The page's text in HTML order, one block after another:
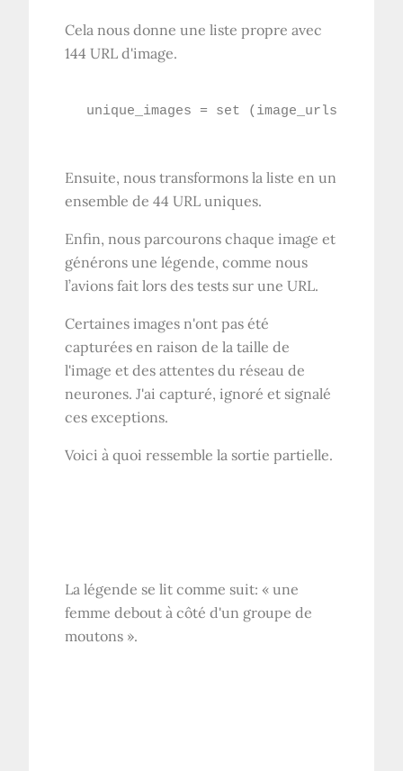
Cela nous donne une liste propre avec
144 URL d'image.
Ensuite, nous transformons la liste en un
ensemble de 44 URL uniques.
Enfin, nous parcourons chaque image et
générons une légende, comme nous
l’avions fait lors des tests sur une URL.
Certaines images n'ont pas été
capturées en raison de la taille de
l'image et des attentes du réseau de
neurones. J'ai capturé, ignoré et signalé
ces exceptions.
Voici à quoi ressemble la sortie partielle.
La légende se lit comme suit: « une
femme debout à côté d'un groupe de
moutons ».